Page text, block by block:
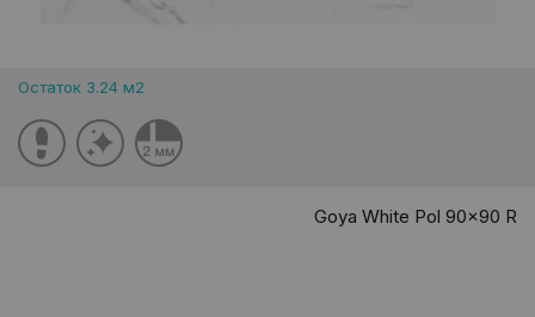
Остаток 3.24 м2
Goya White Pol 90x90 R